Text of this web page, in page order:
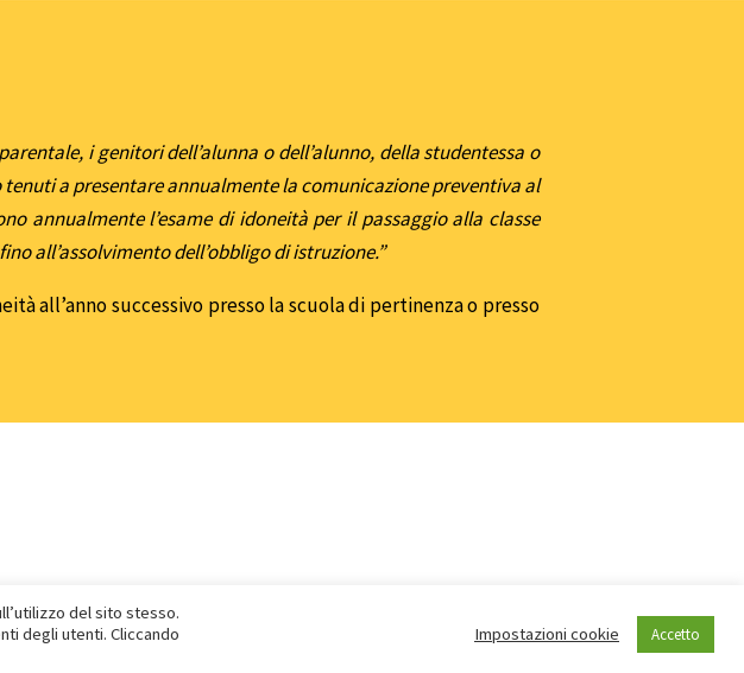
i genitori dell’alunna o dell’alunno, della studentessa o
a presentare annualmente la comunicazione preventiva al
annualmente l’esame di idoneità per il passaggio alla classe
all’assolvimento dell’obbligo di istruzione.”
all’anno successivo presso la scuola di pertinenza o presso
del sito stesso.
degli utenti. Cliccando
Impostazioni cookie Accetto